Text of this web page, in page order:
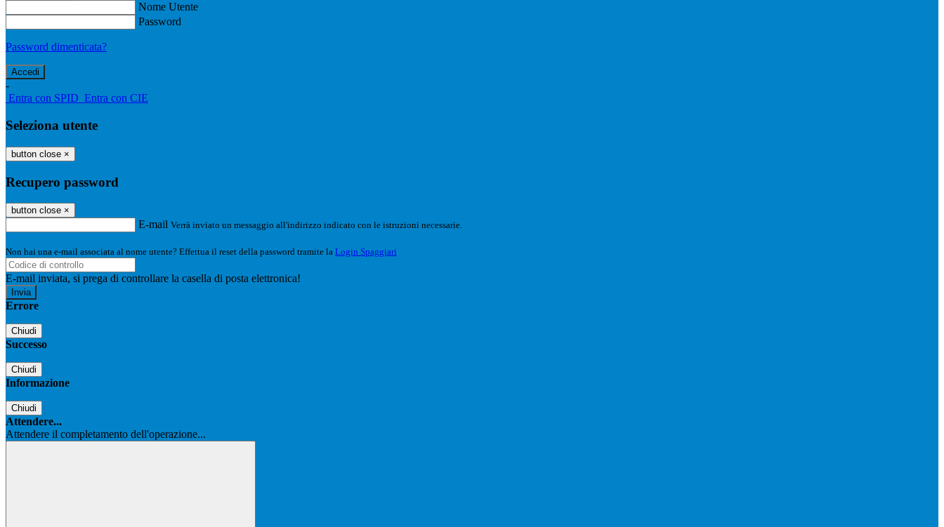
Nome Utente
Password
Password dimenticata?
-
Entra con SPID Entra con CIE
Seleziona utente
button close ×
Recupero password
button close ×
E-mail Verrà inviato un messaggio all'indirizzo indicato con le istruzioni necessarie.
Non hai una e-mail associata al nome utente? Effettua il reset della password tramite la Login Spaggiari
E-mail inviata, si prega di controllare la casella di posta elettronica!
Errore
Chiudi
Successo
Chiudi
Informazione
Chiudi
Attendere...
Attendere il completamento dell'operazione...